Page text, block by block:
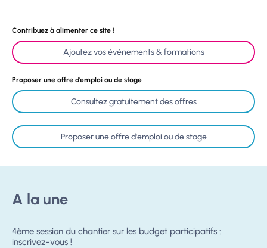
Contribuez à alimenter ce site !
Ajoutez vos événements & formations
Proposer une offre d’emploi ou de stage
Consultez gratuitement des offres
Proposer une offre d'emploi ou de stage
A la une
4ème session du chantier sur les budget participatifs :
inscrivez-vous !